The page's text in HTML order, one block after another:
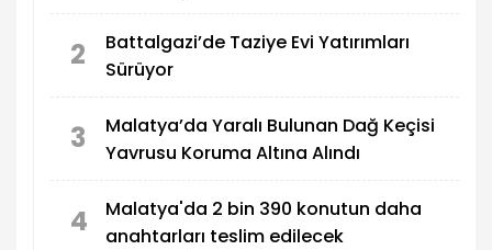
2
Battalgazi’de Taziye Evi Yatırımları
Sürüyor
3
Malatya’da Yaralı Bulunan Dağ Keçisi
Yavrusu Koruma Altına Alındı
4
Malatya'da 2 bin 390 konutun daha
anahtarları teslim edilecek